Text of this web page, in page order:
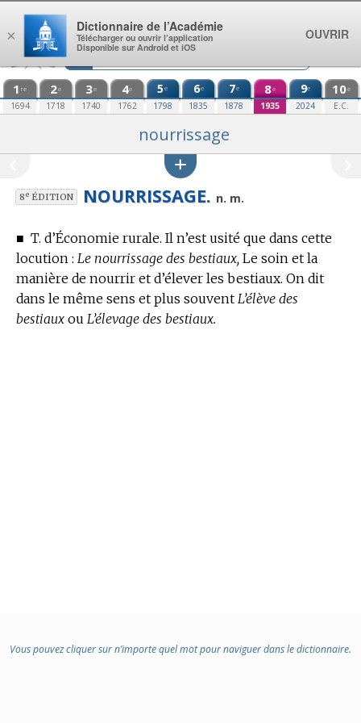
Aller au contenu
1 re
1694
2e
1718
3e
1740
4e
1762
5e
1798
6e
1835
7e
1878
8e
1935
9e
2024
10e
E.C.
nourrissage
8eÉDITION NOURRISSAGE. n. m.
■ T. d’Économie rurale. Il n’est usité que dans cette
locution : Le nourrissage des bestiaux, Le soin et la
manière de nourrir et d’élever les bestiaux. On dit
dans le même sens et plus souvent L’élève des
bestiaux ou L’élevage des bestiaux.
Vous pouvez cliquer sur n’importe quel mot pour naviguer dans le dictionnaire.
×
Dictionnaire de l’Académie
Télécharger ou ouvrir l’application
Disponible sur Android et iOS
OUVRIR